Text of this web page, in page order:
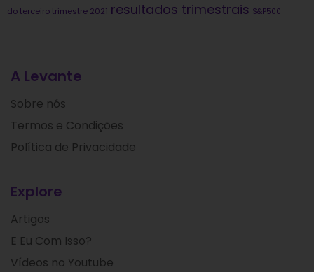
do terceiro trimestre 2021 resultados trimestrais S&P500
A Levante
Sobre nós
Termos e Condições
Política de Privacidade
Explore
Artigos
E Eu Com Isso?
Vídeos no Youtube